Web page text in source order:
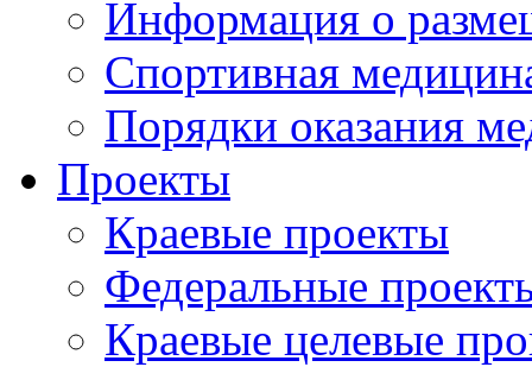
Информация о
Спортивная
Порядки оказания
Проекты
Краевые проекты
Федеральные
Краевые целевые